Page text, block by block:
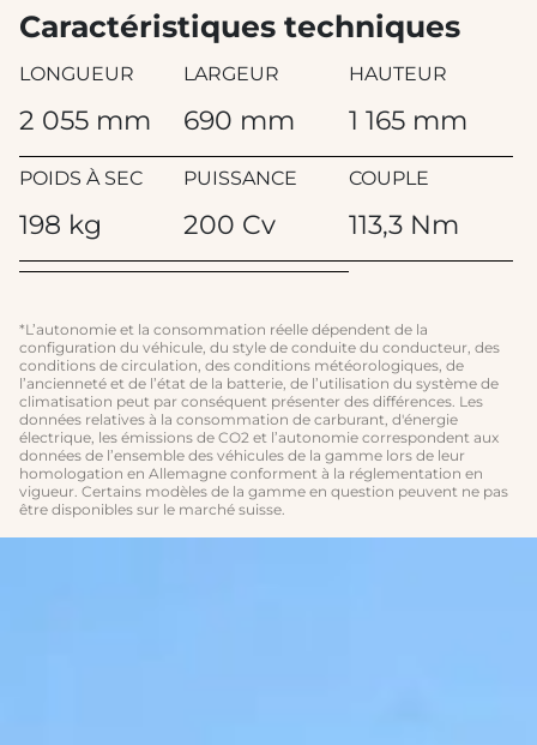
Caractéristiques techniques
LONGUEUR
2 055 mm
LARGEUR
690 mm
HAUTEUR
1 165 mm
POIDS À SEC
198 kg
PUISSANCE
200 Cv
COUPLE
113,3 Nm
*L’autonomie et la consommation réelle dépendent de la
configuration du véhicule, du style de conduite du conducteur, des
conditions de circulation, des conditions météorologiques, de
l’ancienneté et de l’état de la batterie, de l’utilisation du système de
climatisation peut par conséquent présenter des différences. Les
données relatives à la consommation de carburant, d'énergie
électrique, les émissions de CO2 et l’autonomie correspondent aux
données de l’ensemble des véhicules de la gamme lors de leur
homologation en Allemagne conforment à la réglementation en
vigueur. Certains modèles de la gamme en question peuvent ne pas
être disponibles sur le marché suisse.